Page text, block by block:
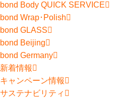
bond Body QUICK SERVICE
bond Wrap･Polish
bond GLASS
bond Beijing
bond Germany
新着情報
キャンペーン情報
サステナビリティ